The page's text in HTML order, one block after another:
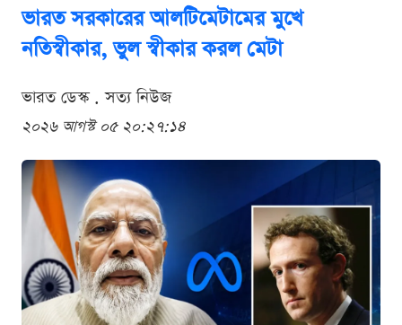
ভারত সরকারের আলটিমেটামের মুখে
নতিস্বীকার, ভুল স্বীকার করল মেটা
ভারত ডেস্ক . সত্য নিউজ
২০২৬ আগস্ট ০৫ ২০:২৭:১৪